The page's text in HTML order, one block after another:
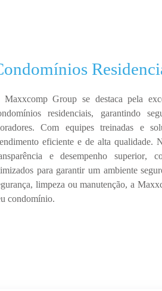
Maxxcomp Group se destaca pela
residenciais, garantindo
Com equipes treinadas e
eficiente e de alta qualidade.
e desempenho superior,
para garantir um ambiente
limpeza ou manutenção, a
condomínio.